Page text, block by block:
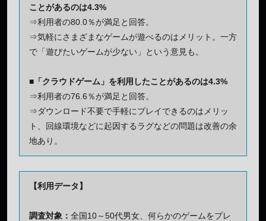
ことがあるのは4.3%
⇒利用者の80.0％が満足と回答。
⇒気軽にさまざまなゲームが遊べるのはメリット。一方
で「遊びたいゲームが少ない」という意見も。
■「クラウドゲーム」を利用したことがあるのは4.3%
⇒利用者の76.6％が満足と回答。
⇒ダウンロード不要で手軽にプレイできるのはメリッ
ト、回線環境などに起因するラグなどの問題は改善の余
地あり。
【利用データ】
調査対象： 全国10～50代男女、何らかのゲームをプレ